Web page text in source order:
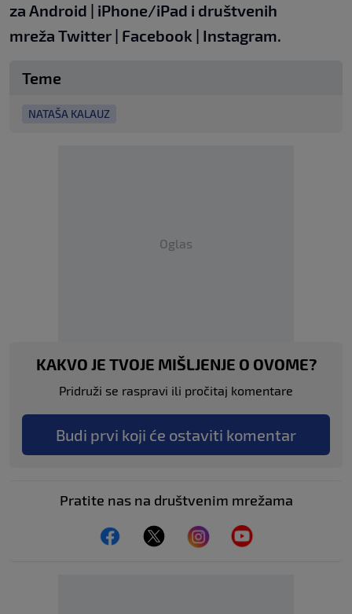
za Android | iPhone/iPad i društvenih
mreža Twitter | Facebook | Instagram.
Teme
NATAŠA KALAUZ
Oglas
KAKVO JE TVOJE MIŠLJENJE O OVOME?
Pridruži se raspravi ili pročitaj komentare
Budi prvi koji će ostaviti komentar
Pratite nas na društvenim mrežama